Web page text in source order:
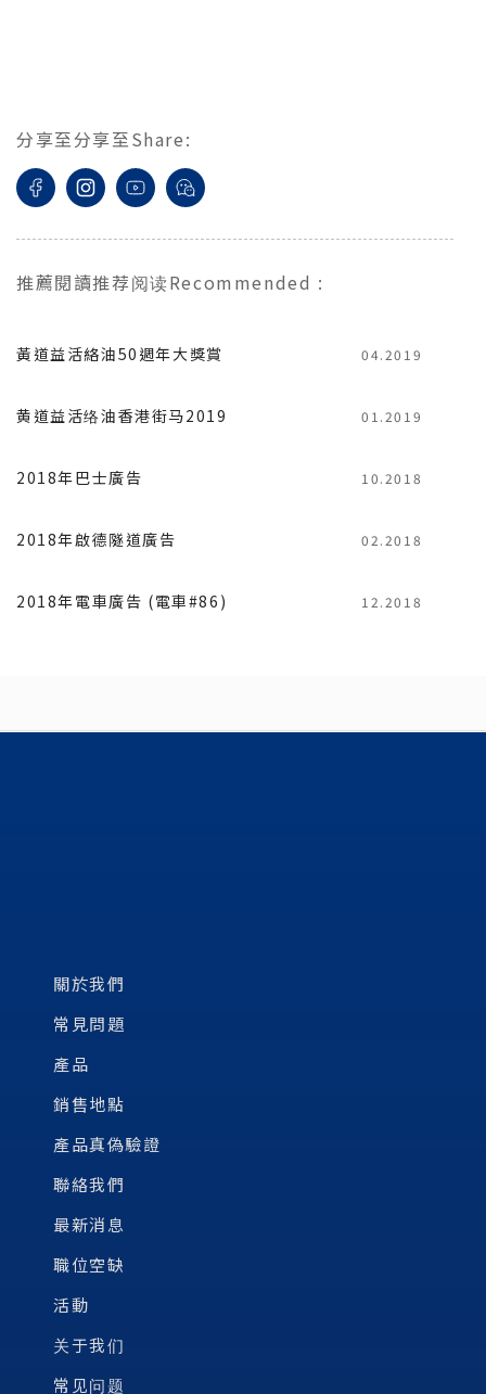
分享至分享至Share:
推薦閱讀推荐阅读Recommended :
黃道益活絡油50週年大獎賞 04.2019
黄道益活络油香港街马2019 01.2019
2018年巴士廣告 10.2018
2018年啟德隧道廣告 02.2018
2018年電車廣告 (電車#86) 12.2018
關於我們
常見問題
產品
銷售地點
產品真偽驗證
聯絡我們
最新消息
職位空缺
活動
关于我们
常见问题